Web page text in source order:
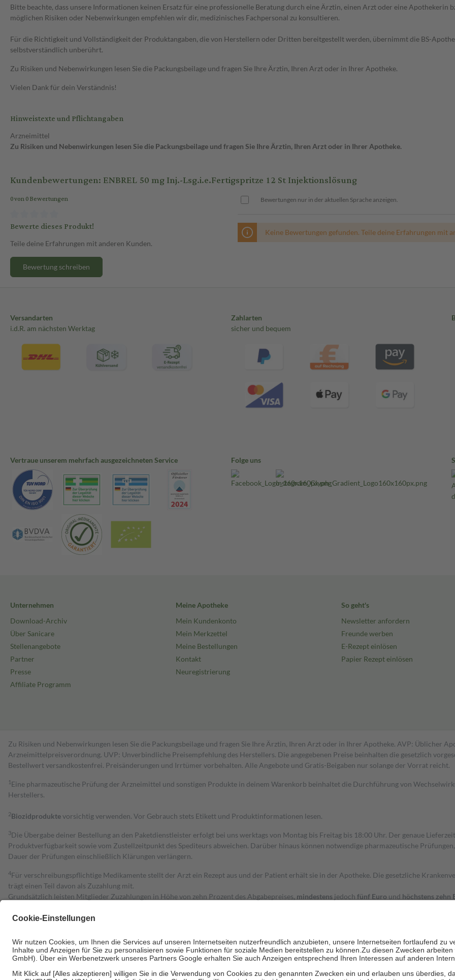
Bitte beachte, dass unsere Informationen keinen Ersatz für eine professionelle Beratung durch eine Ärztin, einen Arzt oder eine Apothekerin
möglichen Risiken oder Nebenwirkungen empfehlen wir dir, medizinisches Fachpersonal zu konsultieren.
Für die Richtigkeit und Vollständigkeit der Produktangaben, die von Herstellern oder Dritten bereitgestellt werden, übernimmt die BS-
selbstverständlich unberührt.
Zu Risiken und Nebenwirkungen lesen Sie die Packungsbeilage und fragen Sie Ihre Ärztin, Ihren Arzt oder in Ihrer Apotheke.
Vielen Dank für dein Verständnis!
Hinweistexte und Pflichtangaben
Arzneimittel
Zu Risiken und Nebenwirkungen lesen Sie die Packungsbeilage und fragen Sie Ihre Ärztin, Ihren Arzt oder in Ihrer Apotheke.
Kundenbewertungen: ENBREL 50 mg Inj.-Lsg.i.e.Fertigspritze 12 St Injektionslösung
0 von 0 Bewertungen
Bewerte dieses Produkt!
Teile deine Erfahrungen mit anderen Kunden.
Bewertung schreiben
Bewertungen nur in der aktuellen Sprache anzeigen.
Keine Bewertungen gefunden. Teile deine Erfahrungen mit
Versandarten
i.d.R. am nächsten Werktag
Zahlarten
sicher und bequem
Vertraue unserem mehrfach ausgezeichneten Service Folge uns
Unternehmen
Download-Archiv
Über Sanicare
Stellenangebote
Partner
Presse
Affiliate Programm
Meine Apotheke
Mein Kundenkonto
Mein Merkzettel
Meine Bestellungen
Kontakt
Neuregistrierung
So geht's
Newsletter anfordern
Freunde werben
E-Rezept einlösen
Papier Rezept einlösen
Zu Risiken und Nebenwirkungen lesen Sie die Packungsbeilage und fragen Sie Ihre Ärztin, Ihren Arzt oder in Ihrer Apotheke. AVP: Üblicher
Arzneimittelpreisverordnung. UVP: Unverbindliche Preisempfehlung des Herstellers. Die angegebenen Preise beinhalten die gesetzlich
Bestell­wert versand­kosten­frei. Preisänderungen und Irrtümer vorbehalten. Alle Angebote und Gratis-Beigaben nur solange der Vorrat reicht.
1 Eine pharmazeutische Prüfung der Arzneimittel und sonstigen Produkte in deinem Warenkorb beinhaltet die Durchführung von
Herstellers.
2Biozidproduktevorsichtig verwenden. Vor Gebrauch stets Etikett und Produktinformationen lesen.
3Die Übergabe deiner Bestellung an den Paketdienstleister erfolgt bei uns werktags von Montag bis Freitag bis 18:00 Uhr. Der genaue
Produktverfügbarkeit sowie vom Zustellzeitpunkt des Spediteurs abweichen. Darüber hinaus können notwendige pharmazeutische
Dauer der Prüfungen einschließlich Klärungen verlängern.
4Für verschreibungspflichtige Medikamente stellt der Arzt ein Rezept aus und der Patient erhält sie in der Apotheke. Die gesetzliche
trägt einen Teil davon als Zuzahlung mit.
Grundsätzlich leisten Mitglieder Zuzahlungen in Höhe von zehn Prozent des Abgabepreises, mindestens jedoch fünf Euro und höchstens zehn
Diese Regeln gelten grundsätzlich auch für Online-Apotheken.
Um das Engagement der Versicherten für ihre eigene Gesundheit zu stärken und die besondere Stellung der Familie zu unterstützen, fallen
• Kindern und Jugendlichen bis zum vollendeten 18. Lebensjahr mit Ausnahme der Fahrkosten
• Untersuchungen zur Vorsorge und Früherkennung, die von der GKV getragen werden
• empfohlenen Schutzimpfungen